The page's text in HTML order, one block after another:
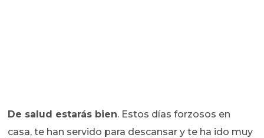
De salud estarás bien. Estos días forzosos en
casa, te han servido para descansar y te ha ido muy